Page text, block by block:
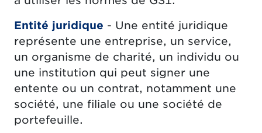
Entité juridique - Une entité juridique
représente une entreprise, un service,
un organisme de charité, un individu ou
une institution qui peut signer une
entente ou un contrat, notamment une
société, une filiale ou une société de
portefeuille.